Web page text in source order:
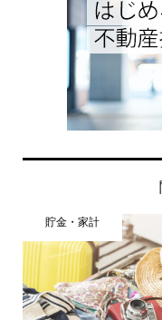
貯金・家計